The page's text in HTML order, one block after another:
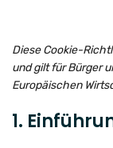
Diese Cookie-
und gilt für Bürger
Europäischen
1.